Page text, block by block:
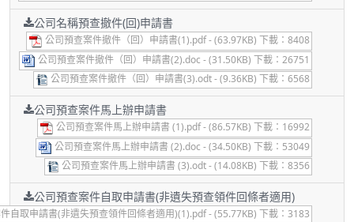
公司名稱預查撤件(回)申請書
公司預查案件撤件（回）申請書(1).pdf - (63.97KB) 下載：8408
公司預查案件撤件（回）申請書(2).doc - (31.50KB) 下載：26751
公司預查案件撤件（回）申請書(3).odt - (9.36KB) 下載：6568
公司預查案件馬上辦申請書
公司預查案件馬上辦申請書 (1).pdf - (86.57KB) 下載：16992
公司預查案件馬上辦申請書 (2).doc - (34.50KB) 下載：53049
公司預查案件馬上辦申請書 (3).odt - (14.08KB) 下載：8356
公司預查案件自取申請書(非遺失預查領件回條者適用)
自取申請書(非遺失預查領件回條者適用)(1).pdf - (55.77KB) 下載：3183